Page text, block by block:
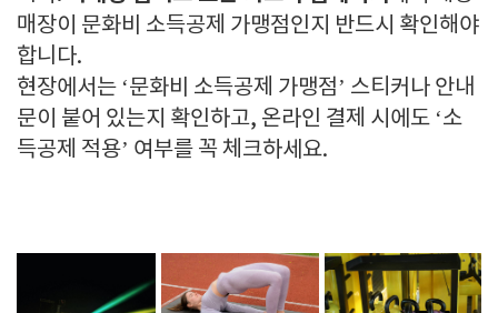
매장이 문화비 소득공제 가맹점인지 반드시 확인해야
합니다.
현장에서는 ‘문화비 소득공제 가맹점’ 스티커나 안내
문이 붙어 있는지 확인하고, 온라인 결제 시에도 ‘소
득공제 적용’ 여부를 꼭 체크하세요.